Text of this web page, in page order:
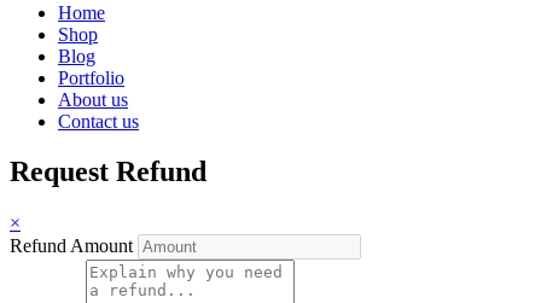
Home
Shop
Blog
Portfolio
About us
Contact us
Request Refund
×
Refund Amount